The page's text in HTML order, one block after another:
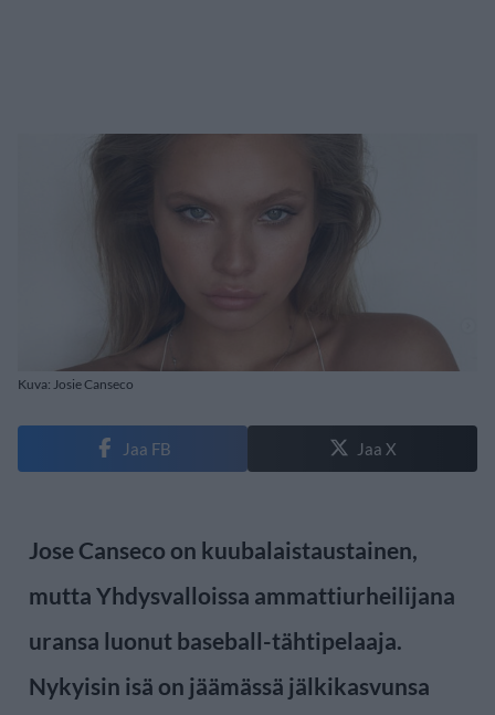
Kuva: Josie Canseco
Jaa FB Jaa X
Jose Canseco on kuubalaistaustainen,
mutta Yhdysvalloissa ammattiurheilijana
uransa luonut baseball-tähtipelaaja.
Nykyisin isä on jäämässä jälkikasvunsa